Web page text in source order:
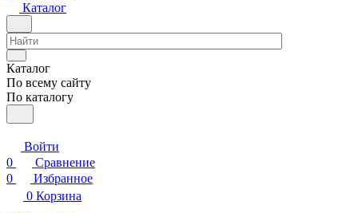
Каталог
Каталог
По всему сайту
По каталогу
Войти
0
Сравнение
0
Избранное
0 Корзина